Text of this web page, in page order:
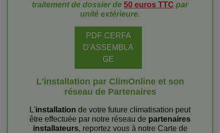
traitement de dossier de 50 euros TTC par
unité extérieure.
PDF CERFA
D'ASSEMBLA
GE
L'installation par ClimOnline et son
réseau de Partenaires
L'installation de votre future climatisation peut
être effectuée par notre réseau de partenaires
installateurs, reportez vous à notre Carte de